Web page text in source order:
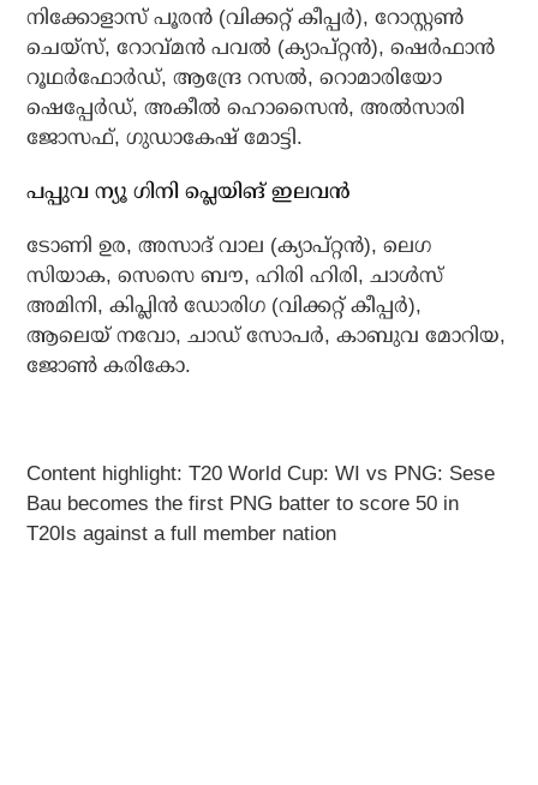
നിക്കോളാസ് പൂരന്‍ (വിക്കറ്റ് കീപ്പര്‍), റോസ്റ്റണ്‍
ചെയ്‌സ്, റോവ്മന്‍ പവല്‍ (ക്യാപ്റ്റന്‍), ഷെര്‍ഫാന്‍
റൂഥര്‍ഫോര്‍ഡ്, ആന്ദ്രേ റസല്‍, റൊമാരിയോ
ഷെപ്പേര്‍ഡ്, അകീല്‍ ഹൊസൈന്‍, അല്‍സാരി
ജോസഫ്, ഗുഡാകേഷ് മോട്ടി.
പപ്പുവ ന്യൂ ഗിനി പ്ലെയിങ് ഇലവന്‍
ടോണി ഉര, അസാദ് വാല (ക്യാപ്റ്റന്‍), ലെഗ
സിയാക, സെസെ ബൗ, ഹിരി ഹിരി, ചാള്‍സ്
അമിനി, കിപ്ലിന്‍ ഡോരിഗ (വിക്കറ്റ് കീപ്പര്‍),
ആലെയ് നവോ, ചാഡ് സോപര്‍, കാബുവ മോറിയ,
ജോണ്‍ കരികോ.
Content highlight: T20 World Cup: WI vs PNG: Sese
Bau becomes the first PNG batter to score 50 in
T20Is against a full member nation